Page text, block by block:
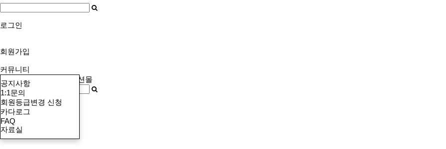
로그인
회원가입
커뮤니티
공지사항
1:1문의
회원등급변경 신청
카다로그
FAQ
자료실
마이페이지
견적서 작성
0 장바구니
검
특가 프로모션 리퍼브 제품